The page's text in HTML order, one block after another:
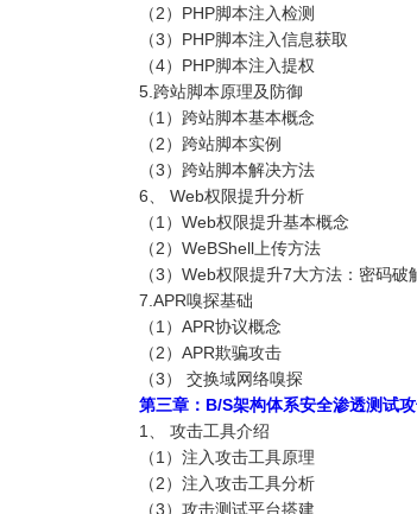
（2）PHP脚本注入检测
（3）PHP脚本注入信息获取
（4）PHP脚本注入提权
5.跨站脚本原理及防御
（1）跨站脚本基本概念
（2）跨站脚本实例
（3）跨站脚本解决方法
6、 Web权限提升分析
（1）Web权限提升基本概念
（2）WeBShell上传方法
（3）Web权限提升7大方法：密码
7.APR嗅探基础
（1）APR协议概念
（2）APR欺骗攻击
（3） 交换域网络嗅探
第三章：B/S架构体系安全渗透测试
1、 攻击工具介绍
（1）注入攻击工具原理
（2）注入攻击工具分析
（3）攻击测试平台搭建